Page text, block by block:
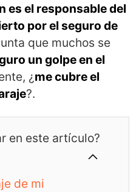
es el responsable del
por el seguro de
que muchos se
un golpe en el
¿me cubre el
?.
en este artículo?
de mi